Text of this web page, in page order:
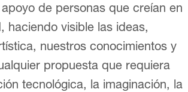
de personas que creían en
haciendo visible las ideas,
nuestros conocimientos y
propuesta que requiera
tecnológica, la imaginación, la